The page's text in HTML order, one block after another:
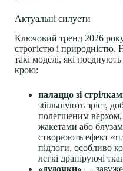
Актуальні силуети
Ключовий тренд 2026
строгістю і природністю.
такі моделі, які
крою:
палаццо зі
збільшують зріст,
полегшеним
жакетами або
створюють ефект
підлоги, особливо
легкі драпіруючі